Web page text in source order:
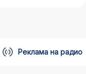
Реклама на радио